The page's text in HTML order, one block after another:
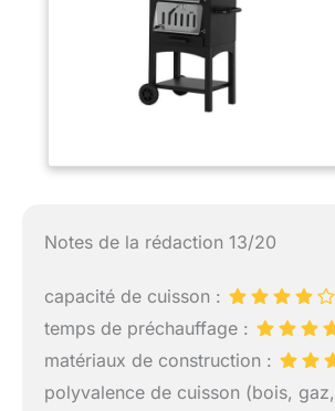
Notes de la rédaction 13/20
capacité de cuisson :
temps de préchauffage :
matériaux de construction :
polyvalence de cuisson (bois,